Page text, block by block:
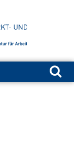
Suchen nach: